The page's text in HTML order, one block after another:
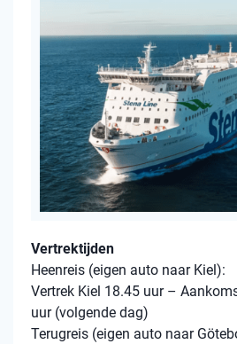
Vertrektijden
Heenreis (eigen auto naar Kiel):
Vertrek Kiel 18.45 uur –
uur (volgende dag)
Terugreis (eigen auto naar